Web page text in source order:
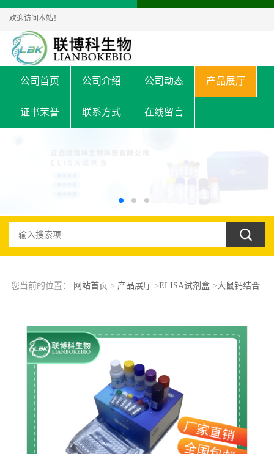
欢迎访问本站！
公司首页 公司介绍 公司动态 产品展厅
证书荣誉 联系方式 在线留言
您当前的位置： 网站首页 > 产品展厅 >ELISA试剂盒>大鼠钙结合